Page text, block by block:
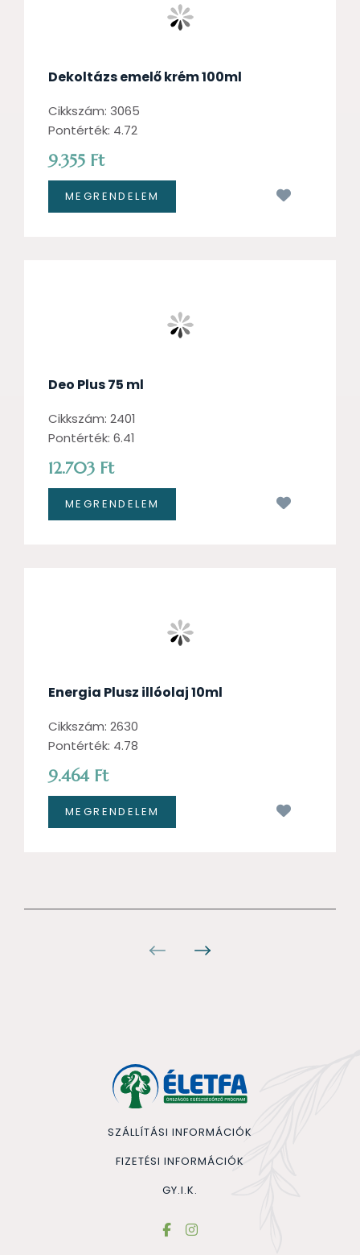
Dekoltázs emelő krém 100ml
Cikkszám: 3065
Pontérték: 4.72
9.355 Ft
Deo Plus 75 ml
Cikkszám: 2401
Pontérték: 6.41
12.703 Ft
Energia Plusz illóolaj 10ml
Cikkszám: 2630
Pontérték: 4.78
9.464 Ft
SZÁLLÍTÁSI INFORMÁCIÓK
FIZETÉSI INFORMÁCIÓK
GY.I.K.